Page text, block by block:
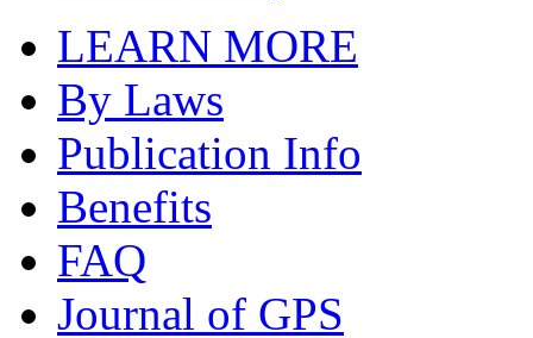
LEARN MORE
By Laws
Publication Info
Benefits
FAQ
Journal of GPS